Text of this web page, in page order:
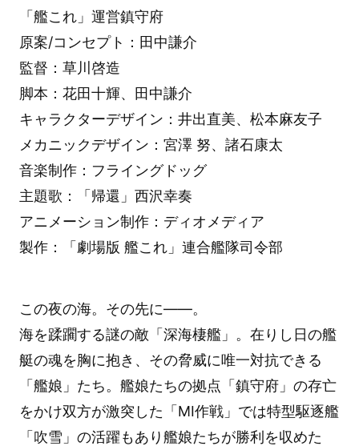
「艦これ」運営鎮守府
原案/コンセプト：田中謙介
監督：草川啓造
脚本：花田十輝、田中謙介
キャラクターデザイン：井出直美、松本麻友子
メカニックデザイン：宮澤 努、諸石康太
音楽制作：フライングドッグ
主題歌：「帰還」西沢幸奏
アニメーション制作：ディオメディア
製作：「劇場版 艦これ」連合艦隊司令部
この夜の海。その先に――。
海を蹂躙する謎の敵「深海棲艦」。在りし日の艦
艇の魂を胸に抱き、その脅威に唯一対抗できる
「艦娘」たち。艦娘たちの拠点「鎮守府」の存亡
をかけ双方が激突した「MI作戦」では特型駆逐艦
「吹雪」の活躍もあり艦娘たちが勝利を収めた